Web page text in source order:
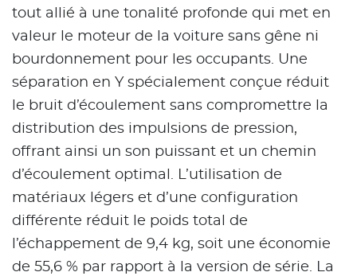
tout allié à une tonalité profonde qui met en
valeur le moteur de la voiture sans gêne ni
bourdonnement pour les occupants. Une
séparation en Y spécialement conçue réduit
le bruit d’écoulement sans compromettre la
distribution des impulsions de pression,
offrant ainsi un son puissant et un chemin
d’écoulement optimal. L’utilisation de
matériaux légers et d’une configuration
différente réduit le poids total de
l’échappement de 9,4 kg, soit une économie
de 55,6 % par rapport à la version de série. La